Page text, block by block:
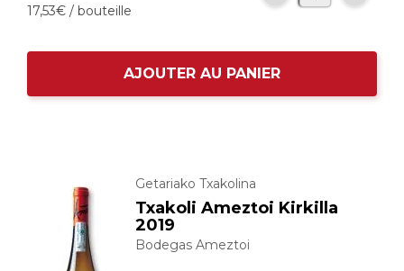
17,53€ / bouteille
AJOUTER AU PANIER
Getariako Txakolina
Txakoli Ameztoi Kirkilla
2019
Bodegas Ameztoi